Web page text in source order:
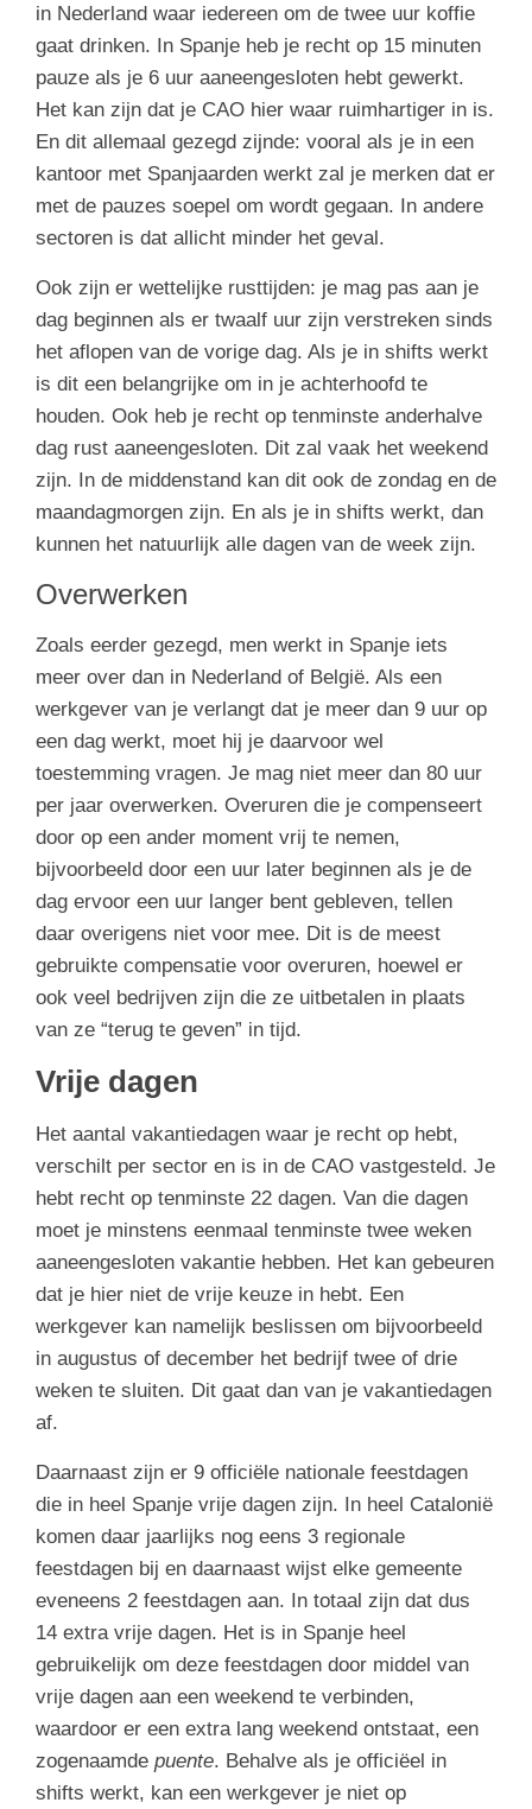
in Nederland waar iedereen om de twee uur koffie
gaat drinken. In Spanje heb je recht op 15 minuten
pauze als je 6 uur aaneengesloten hebt gewerkt.
Het kan zijn dat je CAO hier waar ruimhartiger in is.
En dit allemaal gezegd zijnde: vooral als je in een
kantoor met Spanjaarden werkt zal je merken dat er
met de pauzes soepel om wordt gegaan. In andere
sectoren is dat allicht minder het geval.
Ook zijn er wettelijke rusttijden: je mag pas aan je
dag beginnen als er twaalf uur zijn verstreken sinds
het aflopen van de vorige dag. Als je in shifts werkt
is dit een belangrijke om in je achterhoofd te
houden. Ook heb je recht op tenminste anderhalve
dag rust aaneengesloten. Dit zal vaak het weekend
zijn. In de middenstand kan dit ook de zondag en de
maandagmorgen zijn. En als je in shifts werkt, dan
kunnen het natuurlijk alle dagen van de week zijn.
Overwerken
Zoals eerder gezegd, men werkt in Spanje iets
meer over dan in Nederland of België. Als een
werkgever van je verlangt dat je meer dan 9 uur op
een dag werkt, moet hij je daarvoor wel
toestemming vragen. Je mag niet meer dan 80 uur
per jaar overwerken. Overuren die je compenseert
door op een ander moment vrij te nemen,
bijvoorbeeld door een uur later beginnen als je de
dag ervoor een uur langer bent gebleven, tellen
daar overigens niet voor mee. Dit is de meest
gebruikte compensatie voor overuren, hoewel er
ook veel bedrijven zijn die ze uitbetalen in plaats
van ze “terug te geven” in tijd.
Vrije dagen
Het aantal vakantiedagen waar je recht op hebt,
verschilt per sector en is in de CAO vastgesteld. Je
hebt recht op tenminste 22 dagen. Van die dagen
moet je minstens eenmaal tenminste twee weken
aaneengesloten vakantie hebben. Het kan gebeuren
dat je hier niet de vrije keuze in hebt. Een
werkgever kan namelijk beslissen om bijvoorbeeld
in augustus of december het bedrijf twee of drie
weken te sluiten. Dit gaat dan van je vakantiedagen
af.
Daarnaast zijn er 9 officiële nationale feestdagen
die in heel Spanje vrije dagen zijn. In heel Catalonië
komen daar jaarlijks nog eens 3 regionale
feestdagen bij en daarnaast wijst elke gemeente
eveneens 2 feestdagen aan. In totaal zijn dat dus
14 extra vrije dagen. Het is in Spanje heel
gebruikelijk om deze feestdagen door middel van
vrije dagen aan een weekend te verbinden,
waardoor er een extra lang weekend ontstaat, een
zogenaamde puente. Behalve als je officiëel in
shifts werkt, kan een werkgever je niet op